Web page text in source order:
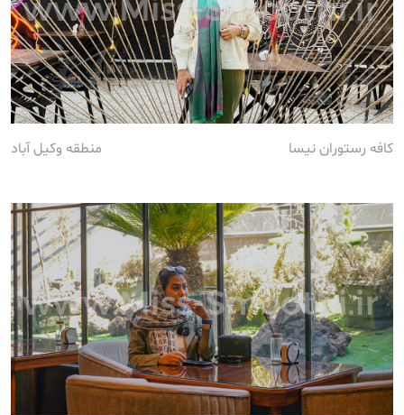
منطقه وکیل آباد کافه رستوران نیسا